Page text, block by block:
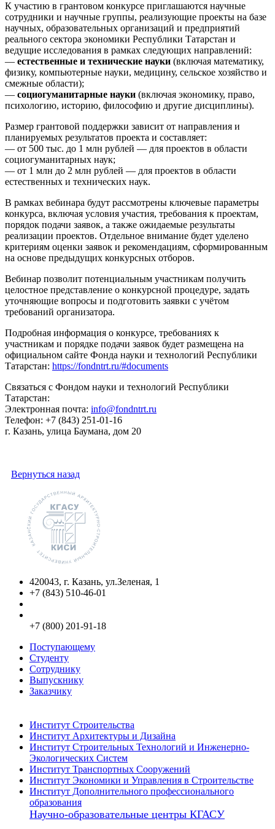
К участию в грантовом конкурсе приглашаются научные
сотрудники и научные группы, реализующие проекты на базе
научных, образовательных организаций и предприятий
реального сектора экономики Республики Татарстан и
ведущие исследования в рамках следующих направлений:
— естественные и технические науки (включая математику,
физику, компьютерные науки, медицину, сельское хозяйство и
смежные области);
— социогуманитарные науки (включая экономику, право,
психологию, историю, философию и другие дисциплины).
Размер грантовой поддержки зависит от направления и
планируемых результатов проекта и составляет:
— от 500 тыс. до 1 млн рублей — для проектов в области
социогуманитарных наук;
— от 1 млн до 2 млн рублей — для проектов в области
естественных и технических наук.
В рамках вебинара будут рассмотрены ключевые параметры
конкурса, включая условия участия, требования к проектам,
порядок подачи заявок, а также ожидаемые результаты
реализации проектов. Отдельное внимание будет уделено
критериям оценки заявок и рекомендациям, сформированным
на основе предыдущих конкурсных отборов.
Вебинар позволит потенциальным участникам получить
целостное представление о конкурсной процедуре, задать
уточняющие вопросы и подготовить заявки с учётом
требований организатора.
Подробная информация о конкурсе, требованиях к
участникам и порядке подачи заявок будет размещена на
официальном сайте Фонда науки и технологий Республики
Татарстан: https://fondntrt.ru/#documents
Связаться с Фондом науки и технологий Республики
Татарстан:
Электронная почта: info@fondntrt.ru
Телефон: +7 (843) 251-01-16
г. Казань, улица Баумана, дом 20
Вернуться назад
420043, г. Казань, ул.Зеленая, 1
+7 (843) 510-46-01
+7 (800) 201-91-18
Поступающему
Студенту
Сотруднику
Выпускнику
Заказчику
Институт Строительства
Институт Архитектуры и Дизайна
Институт Строительных Технологий и Инженерно-
Экологических Систем
Институт Транспортных Сооружений
Институт Экономики и Управления в Строительстве
Институт Дополнительного профессионального
образования
Научно-образовательные центры КГАСУ